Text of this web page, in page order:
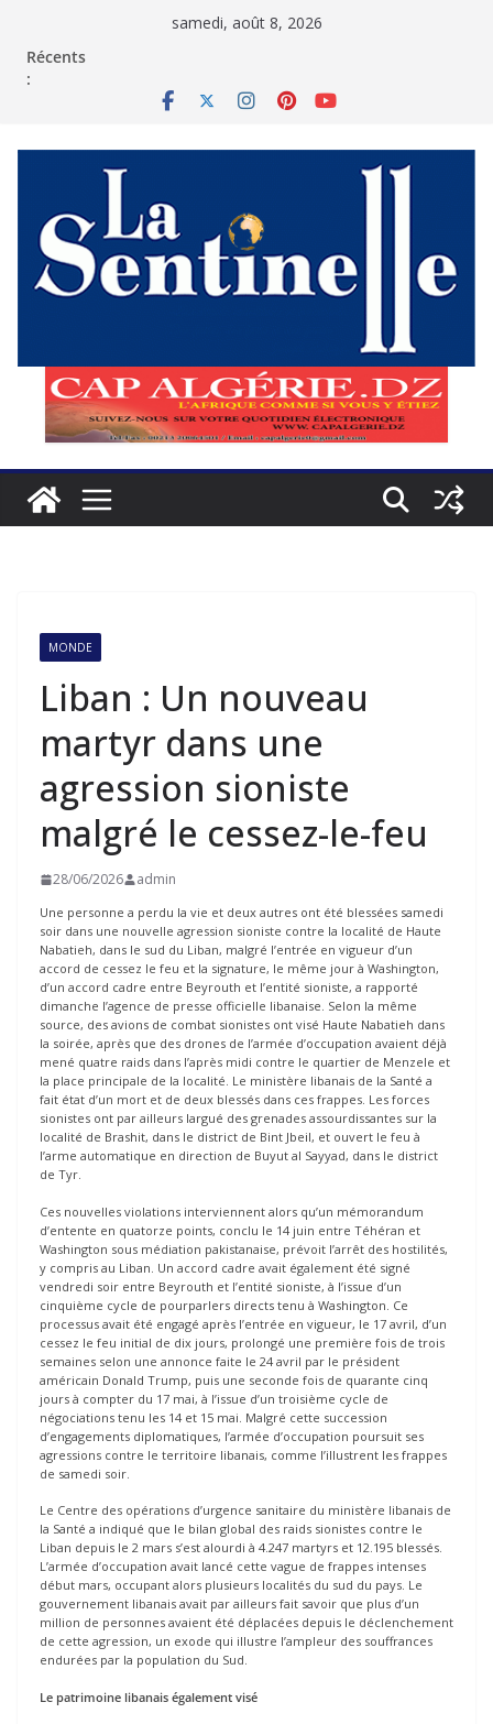
samedi, août 8, 2026
Récents
:
MONDE
Liban : Un nouveau
martyr dans une
agression sioniste
malgré le cessez-le-feu
28/06/2026 admin
Une personne a perdu la vie et deux autres ont été blessées samedi
soir dans une nouvelle agression sioniste contre la localité de Haute
Nabatieh, dans le sud du Liban, malgré l’entrée en vigueur d’un
accord de cessez le feu et la signature, le même jour à Washington,
d’un accord cadre entre Beyrouth et l’entité sioniste, a rapporté
dimanche l’agence de presse officielle libanaise. Selon la même
source, des avions de combat sionistes ont visé Haute Nabatieh dans
la soirée, après que des drones de l’armée d’occupation avaient déjà
mené quatre raids dans l’après midi contre le quartier de Menzele et
la place principale de la localité. Le ministère libanais de la Santé a
fait état d’un mort et de deux blessés dans ces frappes. Les forces
sionistes ont par ailleurs largué des grenades assourdissantes sur la
localité de Brashit, dans le district de Bint Jbeil, et ouvert le feu à
l’arme automatique en direction de Buyut al Sayyad, dans le district
de Tyr.
Ces nouvelles violations interviennent alors qu’un mémorandum
d’entente en quatorze points, conclu le 14 juin entre Téhéran et
Washington sous médiation pakistanaise, prévoit l’arrêt des hostilités,
y compris au Liban. Un accord cadre avait également été signé
vendredi soir entre Beyrouth et l’entité sioniste, à l’issue d’un
cinquième cycle de pourparlers directs tenu à Washington. Ce
processus avait été engagé après l’entrée en vigueur, le 17 avril, d’un
cessez le feu initial de dix jours, prolongé une première fois de trois
semaines selon une annonce faite le 24 avril par le président
américain Donald Trump, puis une seconde fois de quarante cinq
jours à compter du 17 mai, à l’issue d’un troisième cycle de
négociations tenu les 14 et 15 mai. Malgré cette succession
d’engagements diplomatiques, l’armée d’occupation poursuit ses
agressions contre le territoire libanais, comme l’illustrent les frappes
de samedi soir.
Le Centre des opérations d’urgence sanitaire du ministère libanais de
la Santé a indiqué que le bilan global des raids sionistes contre le
Liban depuis le 2 mars s’est alourdi à 4.247 martyrs et 12.195 blessés.
L’armée d’occupation avait lancé cette vague de frappes intenses
début mars, occupant alors plusieurs localités du sud du pays. Le
gouvernement libanais avait par ailleurs fait savoir que plus d’un
million de personnes avaient été déplacées depuis le déclenchement
de cette agression, un exode qui illustre l’ampleur des souffrances
endurées par la population du Sud.
Le patrimoine libanais également visé